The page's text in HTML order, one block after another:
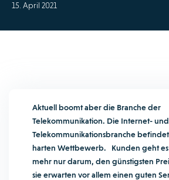
15. April 2021
Aktuell boomt aber die Branche der
Telekommunikation. Die Internet- und
Telekommunikationsbranche
harten Wettbewerb. Kunden geht
mehr nur darum, den günstigsten
sie erwarten vor allem einen guten